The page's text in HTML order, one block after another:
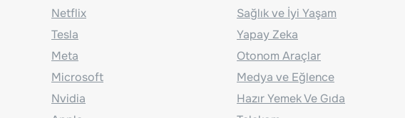
Netflix
Tesla
Meta
Microsoft
Nvidia
Sağlık ve İyi Yaşam
Yapay Zeka
Otonom Araçlar
Medya ve Eğlence
Hazır Yemek Ve Gıda